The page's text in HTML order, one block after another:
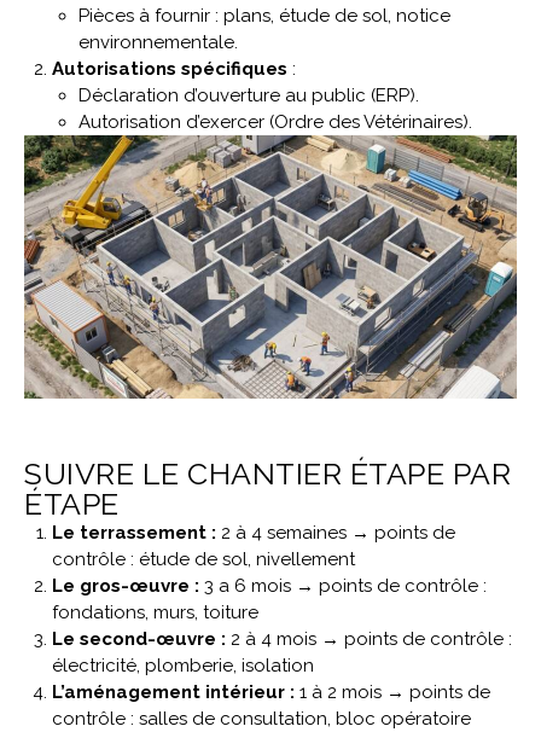
Pièces à fournir : plans, étude de sol, notice
environnementale.
Autorisations spécifiques :
Déclaration d’ouverture au public (ERP).
Autorisation d’exercer (Ordre des Vétérinaires).
SUIVRE LE CHANTIER ÉTAPE PAR
ÉTAPE
Le terrassement : 2 à 4 semaines → points de
contrôle : étude de sol, nivellement
Le gros-œuvre : 3 a 6 mois → points de contrôle :
fondations, murs, toiture
Le second-œuvre : 2 à 4 mois → points de contrôle :
électricité, plomberie, isolation
L’aménagement intérieur : 1 à 2 mois → points de
contrôle : salles de consultation, bloc opératoire